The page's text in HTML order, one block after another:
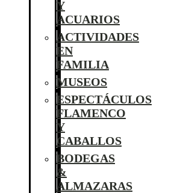
Y
ACUARIOS
ACTIVIDADES
EN
FAMILIA
MUSEOS
ESPECTÁCULOS
FLAMENCO
Y
CABALLOS
BODEGAS
&
ALMAZARAS